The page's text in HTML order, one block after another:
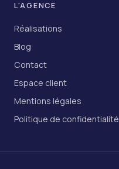
L'AGENCE
Réalisations
Blog
Contact
Espace client
Mentions légales
Politique de confidentialité